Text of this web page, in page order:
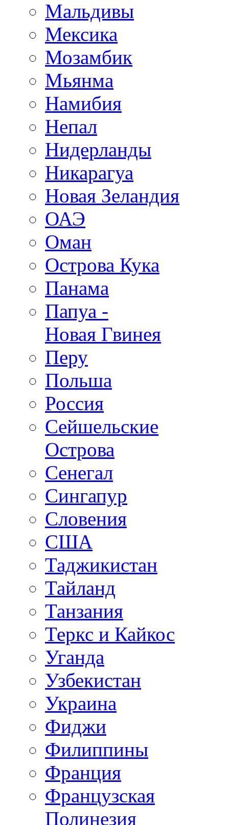
Мальдивы
Мексика
Мозамбик
Мьянма
Намибия
Непал
Нидерланды
Никарагуа
Новая Зеландия
ОАЭ
Оман
Острова Кука
Панама
Папуа -
Новая Гвинея
Перу
Польша
Россия
Сейшельские
Острова
Сенегал
Сингапур
Словения
США
Таджикистан
Тайланд
Танзания
Теркс и Кайкос
Уганда
Узбекистан
Украина
Фиджи
Филиппины
Франция
Французская
Полинезия